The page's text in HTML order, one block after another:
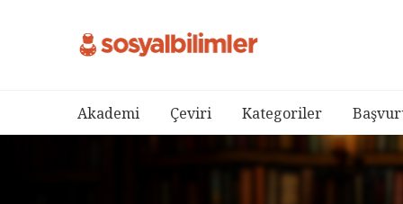
Akademi Çeviri Kategoriler